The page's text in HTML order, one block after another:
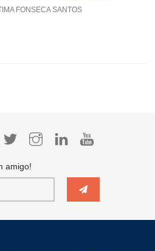
FONSECA SANTOS
amigo!